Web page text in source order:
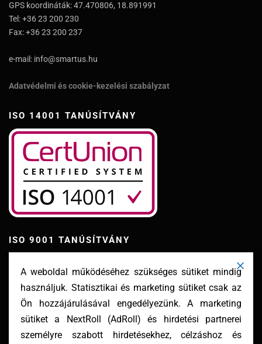
GPS koordináták: 47.470806, 18.891991
Tel: +36 23 200 230
Fax: +36 23 200 237
e-mail: info@smartus.hu
Adatvédelmi és cookie-kezelési szabályzat
ISO 14001 TANÚSÍTVÁNY
ISO 9001 TANÚSÍTVÁNY
A weboldal működéséhez szükséges sütiket mindig
használjuk. Statisztikai és marketing sütiket csak az
Ön hozzájárulásával engedélyezünk. A marketing
sütiket a NextRoll (AdRoll) és hirdetési partnerei
személyre szabott hirdetésekhez, célzáshoz és